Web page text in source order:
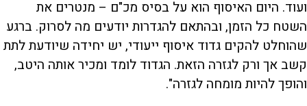
ועוד. היום האיסוף הוא על בסיס מכ"ם – מנטרים את
השטח כל הזמן, ובהתאם להגדרות יודעים מה לסרוק. ברגע
שהוחלט להקים גדוד איסוף ייעודי, יש יחידה שיודעת לתת
קשב אך ורק לגזרה הזאת. הגדוד לומד ומכיר אותה היטב,
והופך להיות מומחה לגזרה".